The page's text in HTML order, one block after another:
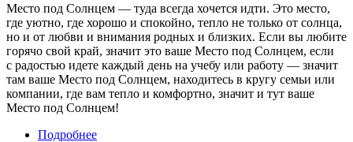
Место под Солнцем — туда всегда хочется идти. Это место,
где уютно, где хорошо и спокойно, тепло не только от солнца,
но и от любви и внимания родных и близких. Если вы любите
горячо свой край, значит это ваше Место под Солнцем, если
с радостью идете каждый день на учебу или работу — значит
там ваше Место под Солнцем, находитесь в кругу семьи или
компании, где вам тепло и комфортно, значит и тут ваше
Место под Солнцем!
Подробнее